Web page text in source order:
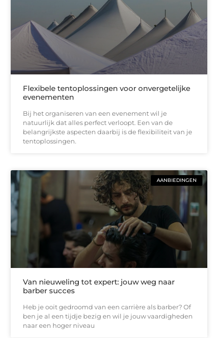
Flexibele tentoplossingen voor onvergetelijke
evenementen
Bij het organiseren van een evenement wil je
natuurlijk dat alles perfect verloopt. Een van de
belangrijkste aspecten daarbij is de flexibiliteit van je
tentoplossingen.
AANBIEDINGEN
Van nieuweling tot expert: jouw weg naar
barber succes
Heb je ooit gedroomd van een carrière als barber? Of
ben je al een tijdje bezig en wil je jouw vaardigheden
naar een hoger niveau